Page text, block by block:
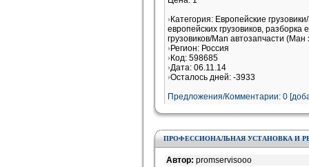
Категория: Европейские
европейских грузовиков, разборка
грузовиков/Man автозапчасти (Ман
Регион: Россия
Код: 598685
Дата: 06.11.14
Осталось дней: -3933
Предложения/Комментарии: 0
ПРОФЕССИОНАЛЬНАЯ УСТАНОВКА И
Автор: promservisooo